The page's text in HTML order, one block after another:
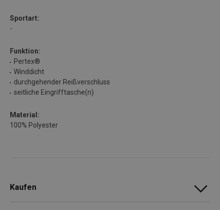
Sportart:
-
Funktion:
Pertex®
Winddicht
durchgehender Reißverschluss
seitliche Eingrifftasche(n)
Material:
100% Polyester
Kaufen